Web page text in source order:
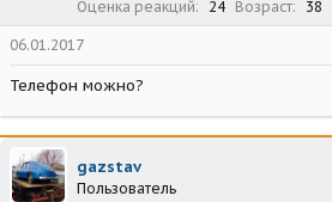
Оценка реакций
24 Возраст 38
06.01.2017
Телефон можно?
gazstav
Пользователь